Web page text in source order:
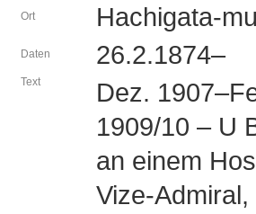
Ort Hachigata-
Daten 26.2.1874–
Text
Dez.
1909/10 – U
an einem
Vize-